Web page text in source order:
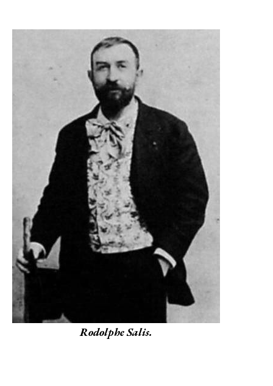
Rodolphe Salis.